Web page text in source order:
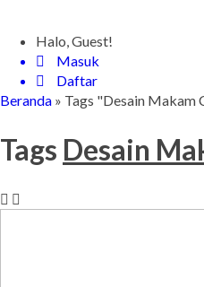
Halo, Guest!
Masuk
Daftar
Beranda » Tags "Desain Makam
Tags Desain